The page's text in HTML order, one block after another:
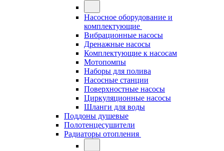
Насосное оборудование и
комплектующие
Вибрационные насосы
Дренажные насосы
Комплектующие к насосам
Мотопомпы
Наборы для полива
Насосные станции
Поверхностные насосы
Циркуляционные насосы
Шланги для воды
Поддоны душевые
Полотенцесушители
Радиаторы отопления